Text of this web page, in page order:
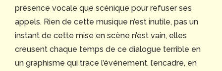
présence vocale que scénique pour refuser ses
appels. Rien de cette musique n’est inutile, pas un
instant de cette mise en scène n’est vain, elles
creusent chaque temps de ce dialogue terrible en
un graphisme qui trace l’événement, l’encadre, en